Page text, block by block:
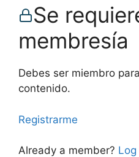
Se
membresía
Debes ser miembro
contenido.
Registrarme
Already a member?